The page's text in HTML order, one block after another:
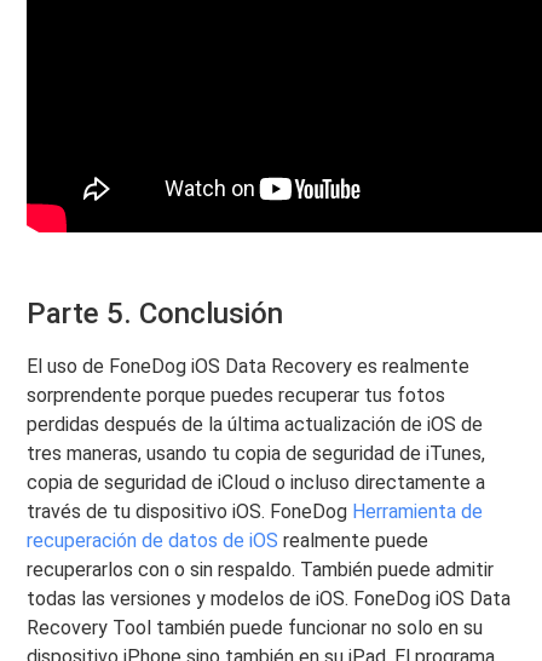
Parte 5. Conclusión
El uso de FoneDog iOS Data Recovery es realmente
sorprendente porque puedes recuperar tus fotos
perdidas después de la última actualización de iOS de
tres maneras, usando tu copia de seguridad de iTunes,
copia de seguridad de iCloud o incluso directamente a
través de tu dispositivo iOS. FoneDog Herramienta de
recuperación de datos de iOS realmente puede
recuperarlos con o sin respaldo. También puede admitir
todas las versiones y modelos de iOS. FoneDog iOS Data
Recovery Tool también puede funcionar no solo en su